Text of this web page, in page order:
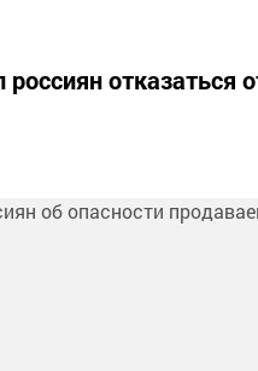
отказаться